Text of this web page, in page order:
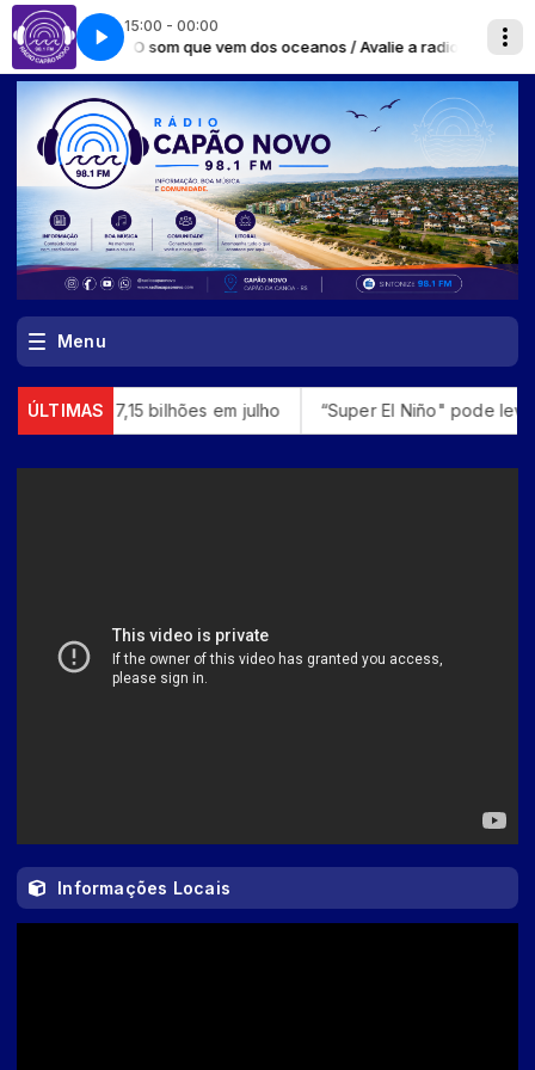
15:00 - 00:00
/ Avalie a radio no Google e ganhe um adesivo exclusivo da
Menu
ÚLTIMAS
julho “Super El Niño" pode levar quase 50 milhões de
Informações Locais